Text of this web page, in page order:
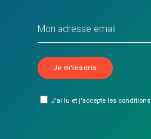
J'ai lu et j'accepte les